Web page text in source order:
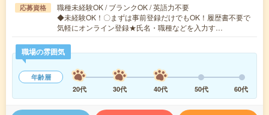
応募資格
職種未経験OK / ブランクOK / 英語力不要
◆未経験OK！〇まずは事前登録だけでもOK！履歴書不要で
気軽にオンライン登録★氏名・職種などを入力す…
職場の雰囲気
年齢層
20代
30代 40代 50代 60代